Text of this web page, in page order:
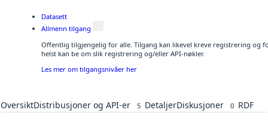
Datasett
Allmenn tilgang
Offentlig tilgjengelig for alle. Tilgang kan likevel kreve registrering og
helst kan be om slik registrering og/eller API-nøkler.
Les mer om tilgangsnivåer her
OversiktDistribusjoner og API-er 5 DetaljerDiskusjoner 0 RDF